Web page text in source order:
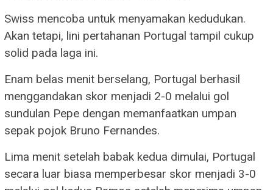
Swiss mencoba untuk menyamakan kedudukan.
Akan tetapi, lini pertahanan Portugal tampil cukup
solid pada laga ini.
Enam belas menit berselang, Portugal berhasil
menggandakan skor menjadi 2-0 melalui gol
sundulan Pepe dengan memanfaatkan umpan
sepak pojok Bruno Fernandes.
Lima menit setelah babak kedua dimulai, Portugal
secara luar biasa memperbesar skor menjadi 3-0